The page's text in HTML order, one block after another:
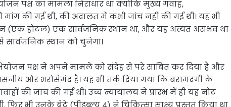
पक्ष का मामला निराधार था क्योंकि मुख्य गवाह,
मांग की गई थी, की अदालत में कभी जांच नहीं की गई थी। यह भी
(एक होटल) एक सार्वजनिक स्थान था, और यह अत्यंत असंभव था
स्थान को चुनेगा।
पक्ष ने अपने मामले को संदेह से परे साबित कर दिया है और
और भरोसेमंद है। यह भी तर्क दिया गया कि बरामदगी के
की जांच की गई थी। उच्च न्यायालय ने प्रारंभ में ही यह नोट
फिर भी उनके बेटे (पीडब्ल्यू 4) ने चिकित्सा साक्ष्य प्रस्तुत किया था